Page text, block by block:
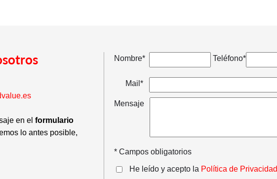
en elformulario
lo antes posible,
Nombre* Teléfono*
Mail*
Mensaje
* Campos obligatorios
He leído y acepto la Política de Privacidad